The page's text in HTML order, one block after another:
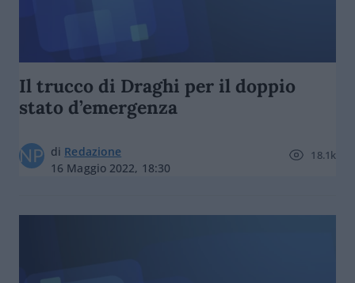
Il trucco di Draghi per il doppio
stato d’emergenza
di Redazione
16 Maggio 2022, 18:30
18.1k